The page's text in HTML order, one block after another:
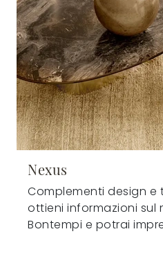
Nexus
Complementi design e
ottieni informazioni sul
Bontempi e potrai